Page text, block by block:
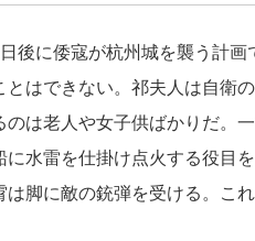
後に倭寇が杭州城を襲う計画
はできない。祁夫人は自衛
は老人や女子供ばかりだ。
水雷を仕掛け点火する役目を
脚に敵の銃弾を受ける。こ